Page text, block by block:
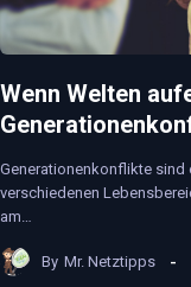
Wenn Welten
Generationenkonflikte sind
verschiedenen
am…
By Mr. Netztipps